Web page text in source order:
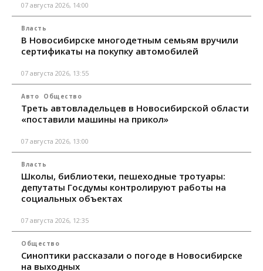
07 августа 2026, 14:00
Власть
В Новосибирске многодетным семьям вручили
сертификаты на покупку автомобилей
07 августа 2026, 13:55
Авто Общество
Треть автовладельцев в Новосибирской области
«поставили машины на прикол»
07 августа 2026, 13:00
Власть
Школы, библиотеки, пешеходные тротуары:
депутаты Госдумы контролируют работы на
социальных объектах
07 августа 2026, 12:35
Общество
Синоптики рассказали о погоде в Новосибирске
на выходных